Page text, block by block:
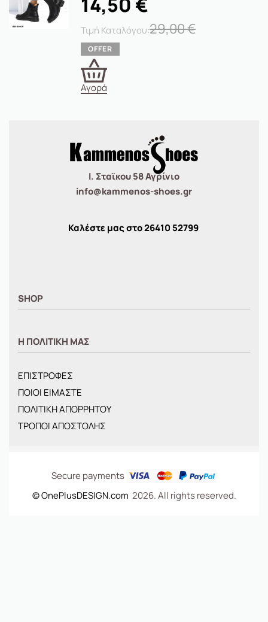
29,00€
Αγορά
Ι. Σταϊκου 58 Αγρίνιο
info@kammenos-shoes.gr
Καλέστε μας στο26410 52799
SHOP
ΓΥΝΑΙΚΕΙΑ
BRANDS
ΝΕΕΣ ΑΦΙΞΕΙΣ
OFFERS
ΤΣΑΝΤΕΣ
Η ΠΟΛΙΤΙΚΗ ΜΑΣ
ΕΠΙΣΤΡΟΦΕΣ
ΠΟΙΟΙ ΕΙΜΑΣΤΕ
ΠΟΛΙΤΙΚΗ ΑΠΟΡΡΗΤΟΥ
ΤΡΟΠΟΙ ΑΠΟΣΤΟΛΗΣ
Secure payments
© OnePlusDESIGN.com 2026. All rights reserved.